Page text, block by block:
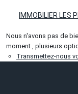
IMMOBILIER LES
Nous n'avons pas de
moment , plusieurs
Transmettez-nous